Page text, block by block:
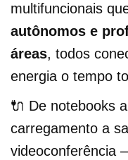
multifuncionais
autônomos e
áreas, todos
energia o tempo
🔌 De notebooks
carregamento a
videoconferência